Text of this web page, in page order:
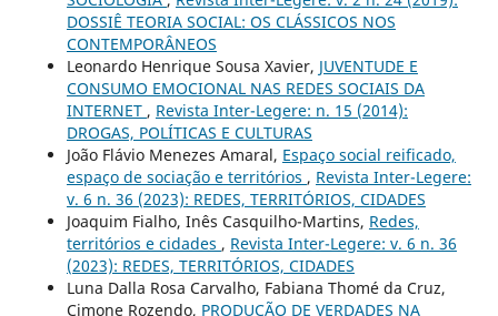
DOSSIÊ TEORIA SOCIAL: OS CLÁSSICOS NOS
CONTEMPORÂNEOS
Leonardo Henrique Sousa Xavier, JUVENTUDE E
CONSUMO EMOCIONAL NAS REDES SOCIAIS DA
INTERNET , Revista Inter-Legere: n. 15 (2014):
DROGAS, POLÍTICAS E CULTURAS
João Flávio Menezes Amaral, Espaço social reificado,
espaço de sociação e territórios , Revista Inter-Legere:
v. 6 n. 36 (2023): REDES, TERRITÓRIOS, CIDADES
Joaquim Fialho, Inês Casquilho-Martins, Redes,
territórios e cidades , Revista Inter-Legere: v. 6 n. 36
(2023): REDES, TERRITÓRIOS, CIDADES
Luna Dalla Rosa Carvalho, Fabiana Thomé da Cruz,
Cimone Rozendo, PRODUÇÃO DE VERDADES NA